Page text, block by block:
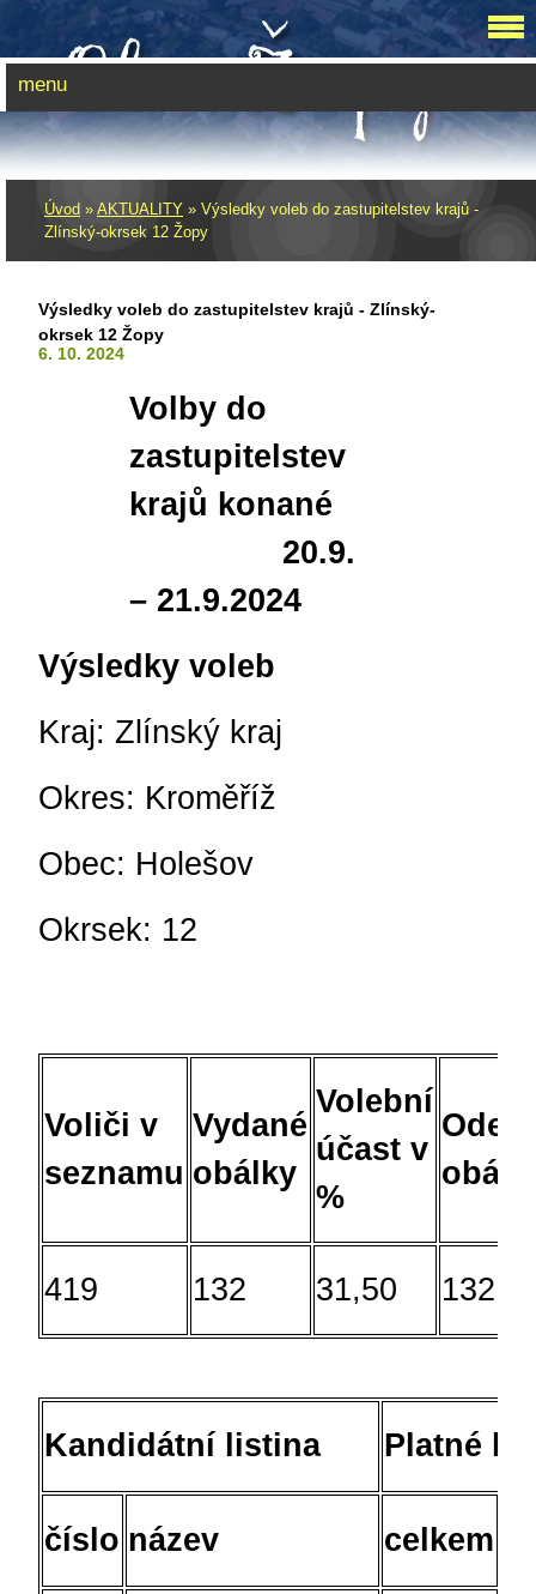
Úvod » AKTUALITY » Výsledky voleb do zastupitelstev krajů -
Zlínský-okrsek 12 Žopy
Výsledky voleb do zastupitelstev krajů - Zlínský-
okrsek 12 Žopy
6. 10. 2024
Volby do
zastupitelstev
krajů konané
20.9.
– 21.9.2024
Výsledky voleb
Kraj: Zlínský kraj
Okres: Kroměříž
Obec: Holešov
Okrsek: 12
Voliči v
seznamu
Vydané
obálky
Volební
účast v
%
419 132 31,50 132
Kandidátní listina Platné
číslo název celkem
menu